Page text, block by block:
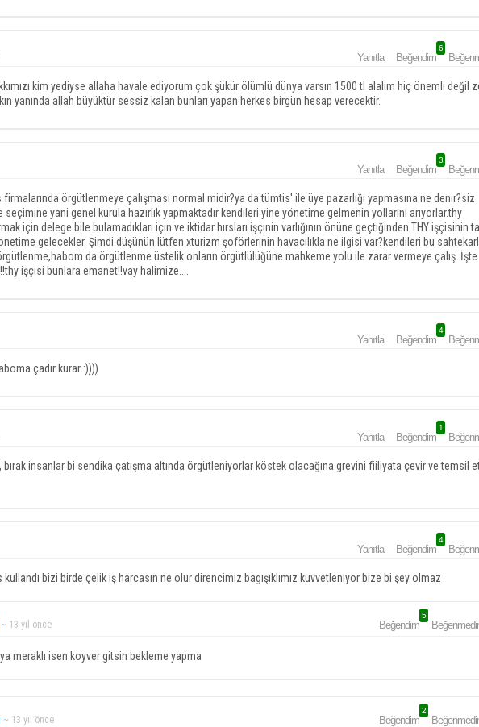
Yanıtla Beğendim
6
kim yediyse allaha havale ediyorum çok şükür ölümlü dünya varsın 1500 tl alalım hiç önemli değil
yanında allah büyüktür sessiz kalan bunları yapan herkes birgün hesap verecektir.
Yanıtla Beğendim
3
örgütlenmeye çalışması normal midir?ya da tümtis' ile üye pazarlığı yapmasına ne denir?siz
yani genel kurula hazırlık yapmaktadır kendileri.yine yönetime gelmenin yollarını arıyorlar.thy
için delege bile bulamadıkları için ve iktidar hırsları işçinin varlığının önüne geçtiğinden THY işçisinin
gelecekler. Şimdi düşünün lütfen xturizm şoförlerinin havacılıkla ne ilgisi var?kendileri bu
da örgütlenme üstelik onların örgütlülüğüne mahkeme yolu ile zarar vermeye çalış. İşte
işçisi bunlara emanet!!vay halimize....
Yanıtla Beğendim
4
çadır kurar :))))
Yanıtla Beğendim
1
bırak insanlar bi sendika çatışma altında örgütleniyorlar köstek olacağına grevini fiiliyata çevir ve temsil
Yanıtla Beğendim
4
kullandı bizi birde çelik iş harcasın ne olur direncimiz bagışıklımız kuvvetleniyor bize bi şey olmaz
~ 13 yıl önce Beğendim
5
meraklı isen koyver gitsin bekleme yapma
~ 13 yıl önce Beğendim
2